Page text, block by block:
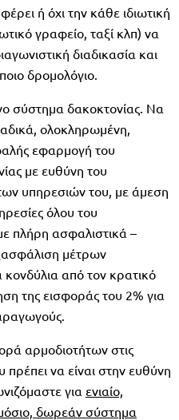
ή όχι την κάθε ιδιωτική
γραφείο, ταξί κλπ) να
διαδικασία και
δρομολόγιο.
σύστημα δακοκτονίας. Να
ολοκληρωμένη,
εφαρμογή του
με ευθύνη του
υπηρεσιών του, με άμεση
όλου του
πλήρη ασφαλιστικά –
μέτρων
από τον κρατικό
της εισφοράς του 2% για
αρμοδιοτήτων στις
να είναι στην ευθύνη
για ενιαίο,
δωρεάν σύστημα